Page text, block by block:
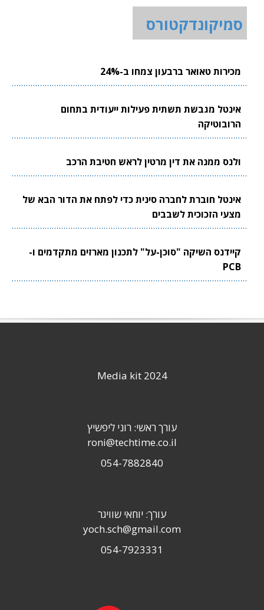
סמיקונדקטורס
מכירות טאואר ברבעון צמחו ב-24%
אינטל מגבשת תשתית פעילות ייעודית בתחום
הרובוטיקה
ולנס ממנה את דין מרטין לראש חטיבת הרכב
אינטל חוברת לחברה סינית כדי לפתח את הדור הבא של
מצעי הזכוכית לשבבים
קיידנס השיקה "סוכן-על" לתכנון מארזים מתקדמים ו-
PCB
Media kit 2024
עורך ראשי: רוני ליפשיץ
roni@techtime.co.il
054-7882840
עורך: יוחאי שוויגר
yoch.sch@gmail.com
054-7923331